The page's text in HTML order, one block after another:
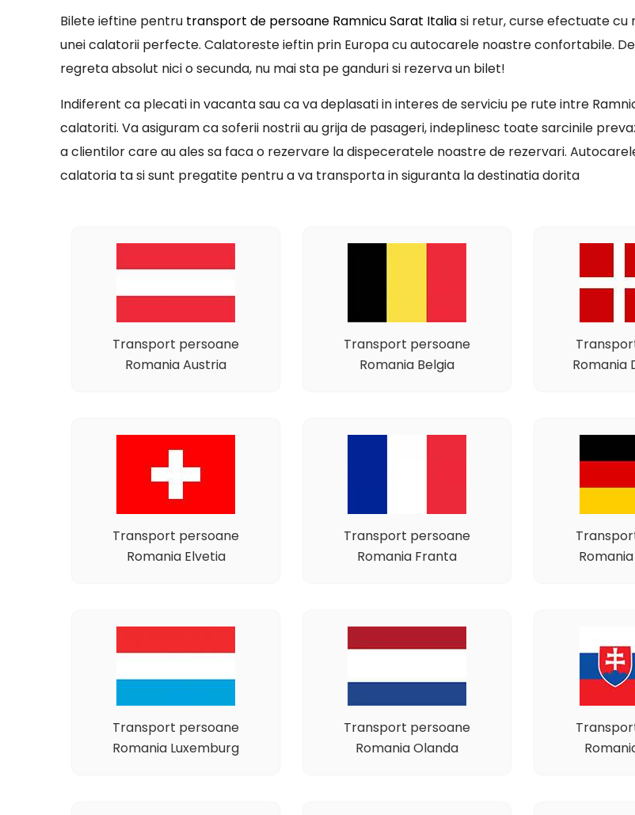
Bilete ieftine pentru transport de persoane Ramnicu Sarat Italiasi retur, curse efectuate
unei calatorii perfecte. Calatoreste ieftin prin Europa cu autocarele noastre confortabile.
regreta absolut nici o secunda, nu mai sta pe ganduri si rezerva un bilet!
Indiferent ca plecati in vacanta sau ca va deplasati in interes de serviciu pe rute intre
calatoriti. Va asiguram ca soferii nostrii au grija de pasageri, indeplinesc toate sarcinile
a clientilor care au ales sa faca o rezervare la dispeceratele noastre de rezervari.
calatoria ta si sunt pregatite pentru a va transporta in siguranta la destinatia dorita
Transport persoane
Romania Austria
Transport persoane
Romania Belgia
Romania
Transport persoane
Romania Elvetia
Transport persoane
Romania Franta
Transport persoane
Romania Luxemburg
Transport persoane
Romania Olanda